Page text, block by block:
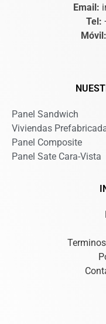
Email:
Tel:
Móvil:
Panel Sandwich
Viviendas
Panel Composite
Panel Sate Cara-Vista